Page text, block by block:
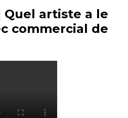
Quel artiste a le
commercial de